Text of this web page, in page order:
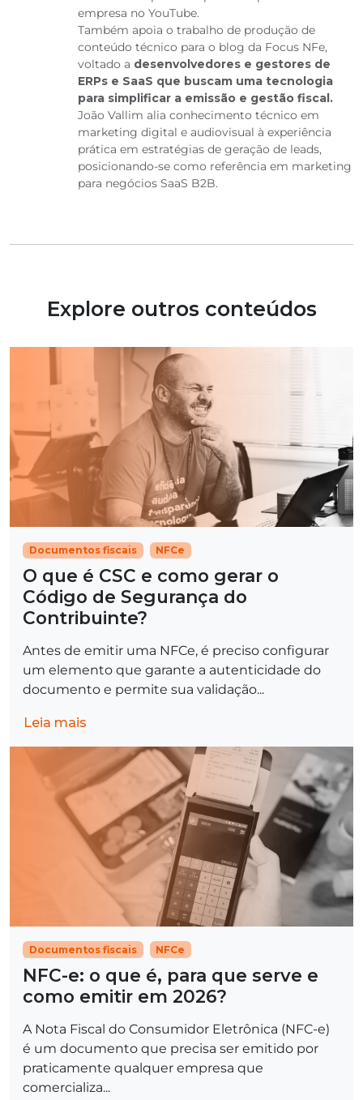
empresa no YouTube.
Também apoia o trabalho de produção de
conteúdo técnico para o blog da Focus NFe,
voltado a desenvolvedores e gestores de
ERPs e SaaS que buscam uma tecnologia
para simplificar a emissão e gestão fiscal.
João Vallim alia conhecimento técnico em
marketing digital e audiovisual à experiência
prática em estratégias de geração de leads,
posicionando-se como referência em marketing
para negócios SaaS B2B.
Explore outros conteúdos
Documentos fiscais NFCe
O que é CSC e como gerar o
Código de Segurança do
Contribuinte?
Antes de emitir uma NFCe, é preciso configurar
um elemento que garante a autenticidade do
documento e permite sua validação...
Leia mais
Documentos fiscais NFCe
NFC-e: o que é, para que serve e
como emitir em 2026?
A Nota Fiscal do Consumidor Eletrônica (NFC-e)
é um documento que precisa ser emitido por
praticamente qualquer empresa que
comercializa...